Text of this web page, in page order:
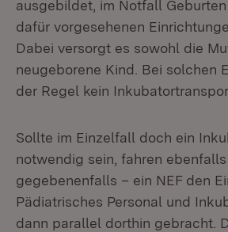
ausgebildet, im Notfall
dafür vorgesehenen
Dabei versorgt es sowohl die
neugeborene Kind. Bei solchen
der Regel kein
Sollte im Einzelfall doch ein
notwendig sein, fahren
gegebenenfalls – ein NEF den
Pädiatrisches Personal und
dann parallel dorthin gebracht.